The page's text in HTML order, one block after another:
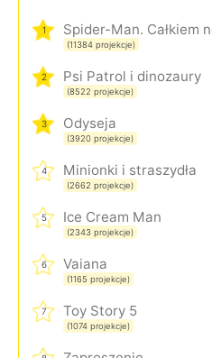
1
(11384 projekcje)
2 Psi Patrol i dinozaury
(8522 projekcje)
3 Odyseja
(3920 projekcje)
4 Minionki i straszydła
(2662 projekcje)
5 Ice Cream Man
(2343 projekcje)
6 Vaiana
(1165 projekcje)
7 Toy Story 5
(1074 projekcje)